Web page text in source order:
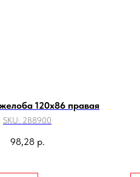
120х86 правая
SKU: 288900
98,28 р.